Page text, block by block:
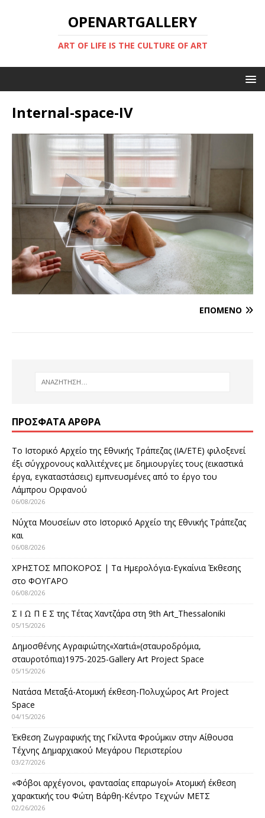
OPENARTGALLERY
ART OF LIFE IS THE CULTURE OF ART
Internal-space-IV
ΕΠΌΜΕΝΟ
ΠΡΌΣΦΑΤΑ ΆΡΘΡΑ
Το Ιστορικό Αρχείο της Εθνικής Τράπεζας (ΙΑ/ΕΤΕ) φιλοξενεί
έξι σύγχρονους καλλιτέχνες με δημιουργίες τους (εικαστικά
έργα, εγκαταστάσεις) εμπνευσμένες από το έργο του
Λάμπρου Ορφανού
06/08/2026
Νύχτα Μουσείων στο Ιστορικό Αρχείο της Εθνικής Τράπεζας
και
06/08/2026
ΧΡΗΣΤΟΣ ΜΠΟΚΟΡΟΣ | Τα Ημερολόγια-Εγκαίνια Έκθεσης
στο ΦΟΥΓΑΡΟ
06/08/2026
Σ Ι Ω Π Ε Σ της Τέτας Χαντζάρα στη 9th Art_Thessaloniki
05/15/2026
Δημοσθένης Αγραφιώτης«Xαrtιά»(σταυροδρόμια,
σταυροτόπια)1975-2025-Gallery Art Project Space
05/15/2026
Νατάσα Μεταξά-Ατομική έκθεση-Πολυχώρος Art Project
Space
04/15/2026
Έκθεση Ζωγραφικής της Γκίλντα Φρούμκιν στην Αίθουσα
Τέχνης Δημαρχιακού Μεγάρου Περιστερίου
03/27/2026
«Φόβοι αρχέγονοι, φαντασίας επαρωγοί» Ατομική έκθεση
χαρακτικής του Φώτη Βάρθη-Κέντρο Τεχνών ΜΕΤΣ
02/26/2026